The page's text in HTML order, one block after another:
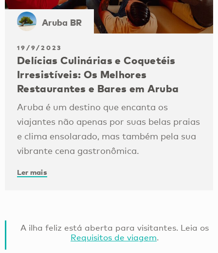
Aruba BR
19/9/2023
Delícias Culinárias e Coquetéis
Irresistíveis: Os Melhores
Restaurantes e Bares em Aruba
Aruba é um destino que encanta os
viajantes não apenas por suas belas praias
e clima ensolarado, mas também pela sua
vibrante cena gastronômica.
Ler mais
A ilha feliz está aberta para visitantes. Leia os
Requisitos de viagem.